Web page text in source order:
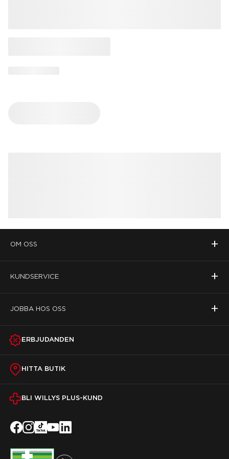
OM OSS +
KUNDSERVICE +
JOBBA HOS OSS +
ERBJUDANDEN
HITTA BUTIK
BLI WILLYS PLUS-KUND